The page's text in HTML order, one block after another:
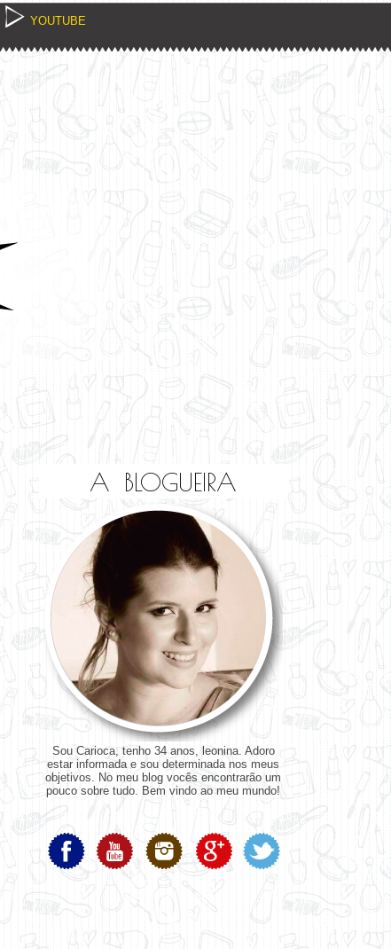
YOUTUBE
A BLOGUEIRA
Sou Carioca, tenho 34 anos, leonina. Adoro
estar informada e sou determinada nos meus
objetivos. No meu blog vocês encontrarão um
pouco sobre tudo. Bem vindo ao meu mundo!